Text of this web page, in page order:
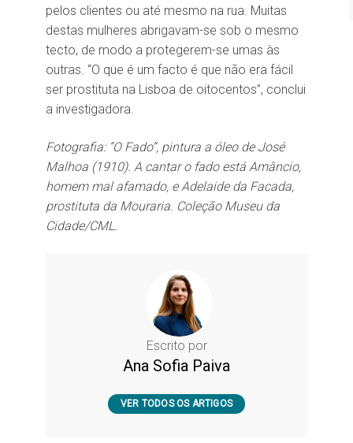
pelos clientes ou até mesmo na rua. Muitas
destas mulheres abrigavam-se sob o mesmo
tecto, de modo a protegerem-se umas às
outras. “O que é um facto é que não era fácil
ser prostituta na Lisboa de oitocentos”, conclui
a investigadora.
Fotografia: “O Fado”, pintura a óleo de José
Malhoa (1910). A cantar o fado está Amâncio,
homem mal afamado, e Adelaide da Facada,
prostituta da Mouraria. Coleção Museu da
Cidade/CML.
Escrito por
Ana Sofia Paiva
VER TODOS OS ARTIGOS